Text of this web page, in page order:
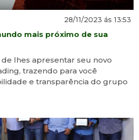
28/11/2023 ás 13:53
mais próximo de sua
de lhes apresentar seu novo
trazendo para você
e transparência do grupo